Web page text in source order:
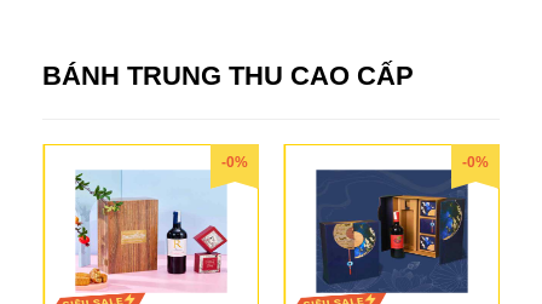
BÁNH TRUNG THU CAO CẤP
-0% -0%